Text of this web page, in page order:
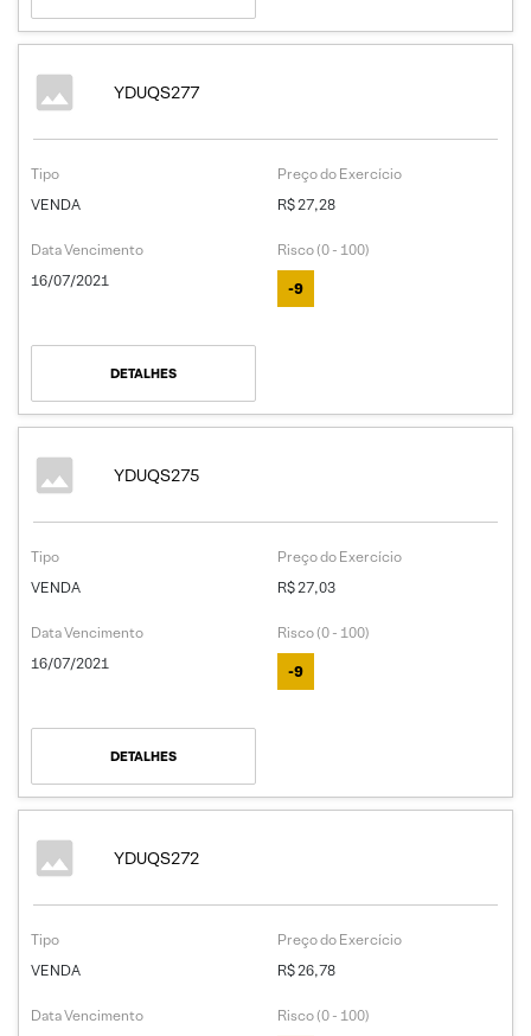
YDUQS277
Tipo
VENDA
Preço do Exercício
R$ 27,28
Data Vencimento
16/07/2021
Risco (0 - 100)
-9
DETALHES
YDUQS275
Tipo
VENDA
Preço do Exercício
R$ 27,03
Data Vencimento
16/07/2021
Risco (0 - 100)
-9
DETALHES
YDUQS272
Tipo
VENDA
Preço do Exercício
R$ 26,78
Data Vencimento
Risco (0 - 100)